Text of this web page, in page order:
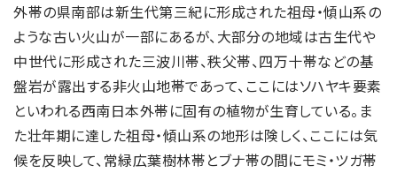
外帯の県南部は新生代第三紀に形成された祖母・傾山系の
ような古い火山が一部にあるが、大部分の地域は古生代や
中世代に形成された三波川帯、秩父帯、四万十帯などの基
盤岩が露出する非火山地帯であって、ここにはソハヤキ要素
といわれる西南日本外帯に固有の植物が生育している。ま
た壮年期に達した祖母・傾山系の地形は険しく、ここには気
候を反映して、常緑広葉樹林帯とブナ帯の間にモミ・ツガ帯